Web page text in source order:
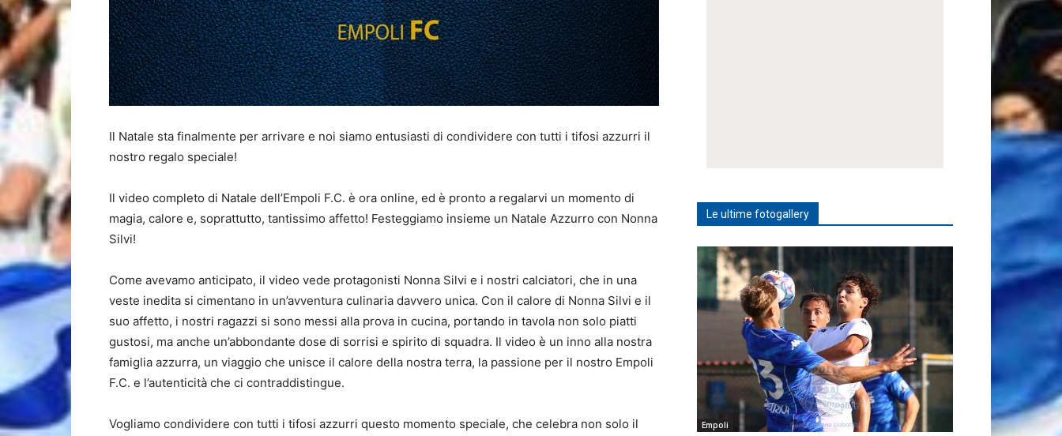
Il Natale sta finalmente per arrivare e noi siamo entusiasti di condividere con tutti i tifosi azzurri il
nostro regalo speciale!
Il video completo di Natale dell’Empoli F.C. è ora online, ed è pronto a regalarvi un momento di
magia, calore e, soprattutto, tantissimo affetto! Festeggiamo insieme un Natale Azzurro con Nonna
Silvi!
Come avevamo anticipato, il video vede protagonisti Nonna Silvi e i nostri calciatori, che in una
veste inedita si cimentano in un’avventura culinaria davvero unica. Con il calore di Nonna Silvi e il
suo affetto, i nostri ragazzi si sono messi alla prova in cucina, portando in tavola non solo piatti
gustosi, ma anche un’abbondante dose di sorrisi e spirito di squadra. Il video è un inno alla nostra
famiglia azzurra, un viaggio che unisce il calore della nostra terra, la passione per il nostro Empoli
F.C. e l’autenticità che ci contraddistingue.
Vogliamo condividere con tutti i tifosi azzurri questo momento speciale, che celebra non solo il
Le ultime fotogallery
Empoli